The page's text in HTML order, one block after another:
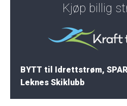
Kjøp billig
BYTT til Idrettstrøm,
Leknes Skiklubb